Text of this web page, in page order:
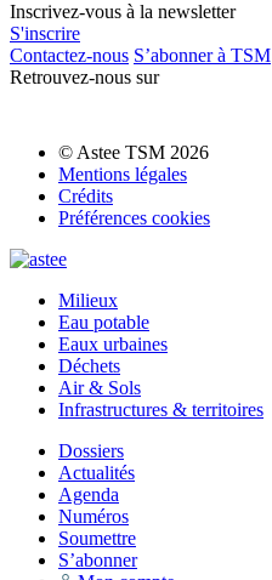
Inscrivez-vous à la newsletter
S'inscrire
Contactez-nous S’abonner à TSM
Retrouvez-nous sur
© Astee TSM 2026
Mentions légales
Crédits
Préférences cookies
Milieux
Eau potable
Eaux urbaines
Déchets
Air & Sols
Infrastructures & territoires
Dossiers
Actualités
Agenda
Numéros
Soumettre
S’abonner